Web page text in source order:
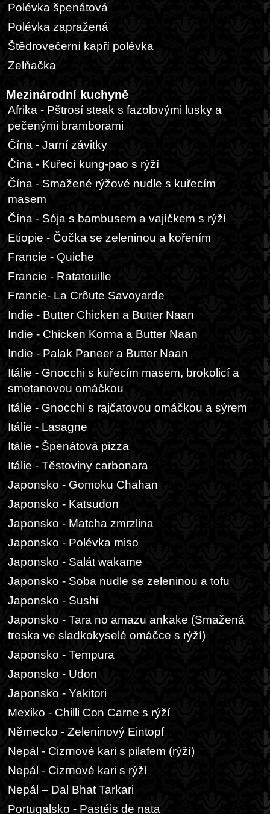
Polévka špenátová
Polévka zapražená
Štědrovečerní kapří polévka
Zelňačka
Mezinárodní kuchyně
Afrika - Pštrosí steak s fazolovými lusky a
pečenými bramborami
Čína - Jarní závitky
Čína - Kuřecí kung-pao s rýží
Čína - Smažené rýžové nudle s kuřecím
masem
Čína - Sója s bambusem a vajíčkem s rýží
Etiopie - Čočka se zeleninou a kořením
Francie - Quiche
Francie - Ratatouille
Francie- La Crôute Savoyarde
Indie - Butter Chicken a Butter Naan
Indie - Chicken Korma a Butter Naan
Indie - Palak Paneer a Butter Naan
Itálie - Gnocchi s kuřecím masem, brokolicí a
smetanovou omáčkou
Itálie - Gnocchi s rajčatovou omáčkou a sýrem
Itálie - Lasagne
Itálie - Špenátová pizza
Itálie - Těstoviny carbonara
Japonsko - Gomoku Chahan
Japonsko - Katsudon
Japonsko - Matcha zmrzlina
Japonsko - Polévka miso
Japonsko - Salát wakame
Japonsko - Soba nudle se zeleninou a tofu
Japonsko - Sushi
Japonsko - Tara no amazu ankake (Smažená
treska ve sladkokyselé omáčce s rýží)
Japonsko - Tempura
Japonsko - Udon
Japonsko - Yakitori
Mexiko - Chilli Con Carne s rýží
Německo - Zeleninový Eintopf
Nepál - Cizrnové kari s pilafem (rýží)
Nepál - Cizrnové kari s rýží
Nepál – Dal Bhat Tarkari
Portugalsko - Pastéis de nata